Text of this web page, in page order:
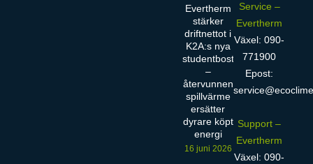
Evertherm
stärker
driftnettot i
K2A:s nya
studentbostäder
–
återvunnen
spillvärme
ersätter
dyrare köpt
energi
16 juni 2026
Service –
Evertherm
Växel: 090-
771900
Epost:
Support –
Evertherm
Växel: 090-